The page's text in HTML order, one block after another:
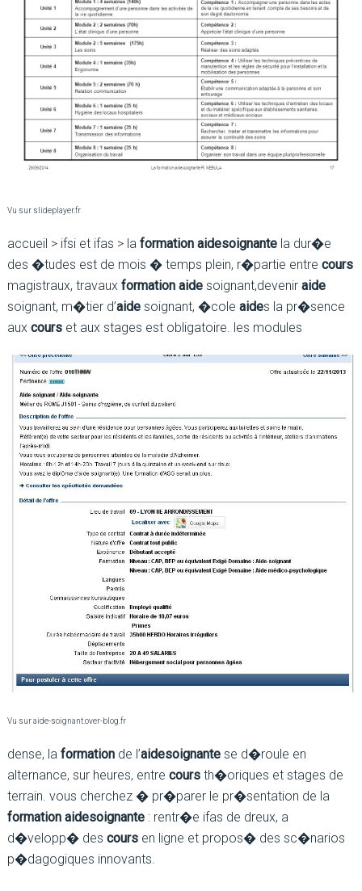
Vu sur slideplayer.fr
accueil > ifsi et ifas > la formation aidesoignantela dur�e
des �tudes est de mois � temps plein, r�partie entre cours
magistraux, travaux formation aidesoignant,devenir aide
soignant, m�tier d’aidesoignant, �cole aides la pr�sence
aux courset aux stages est obligatoire. les modules
Vu sur aide-soignant.over-blog.fr
dense, la formationde l’aidesoignantese d�roule en
alternance, sur heures, entre coursth�oriques et stages de
terrain. vous cherchez � pr�parer le pr�sentation de la
formation aidesoignante: rentr�e ifas de dreux, a
d�velopp� des coursen ligne et propos� des sc�narios
p�dagogiques innovants.